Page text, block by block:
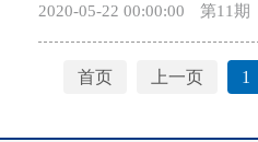
鼓励药品医疗器械创新的意
〔2017〕42号）要求，合理
（市、区）食品药品监管事
运用，健全食品药品安全责
物和“一五”时期工业遗产为
点”的吉林省文物保护总体
快速发展。但也要看到，随
林省城市管理效能提升三年
意，现印发给你们，请认真
省人民政府办公厅 2018
2020-05-22 00:00:00 第11期
首页 上一页 1